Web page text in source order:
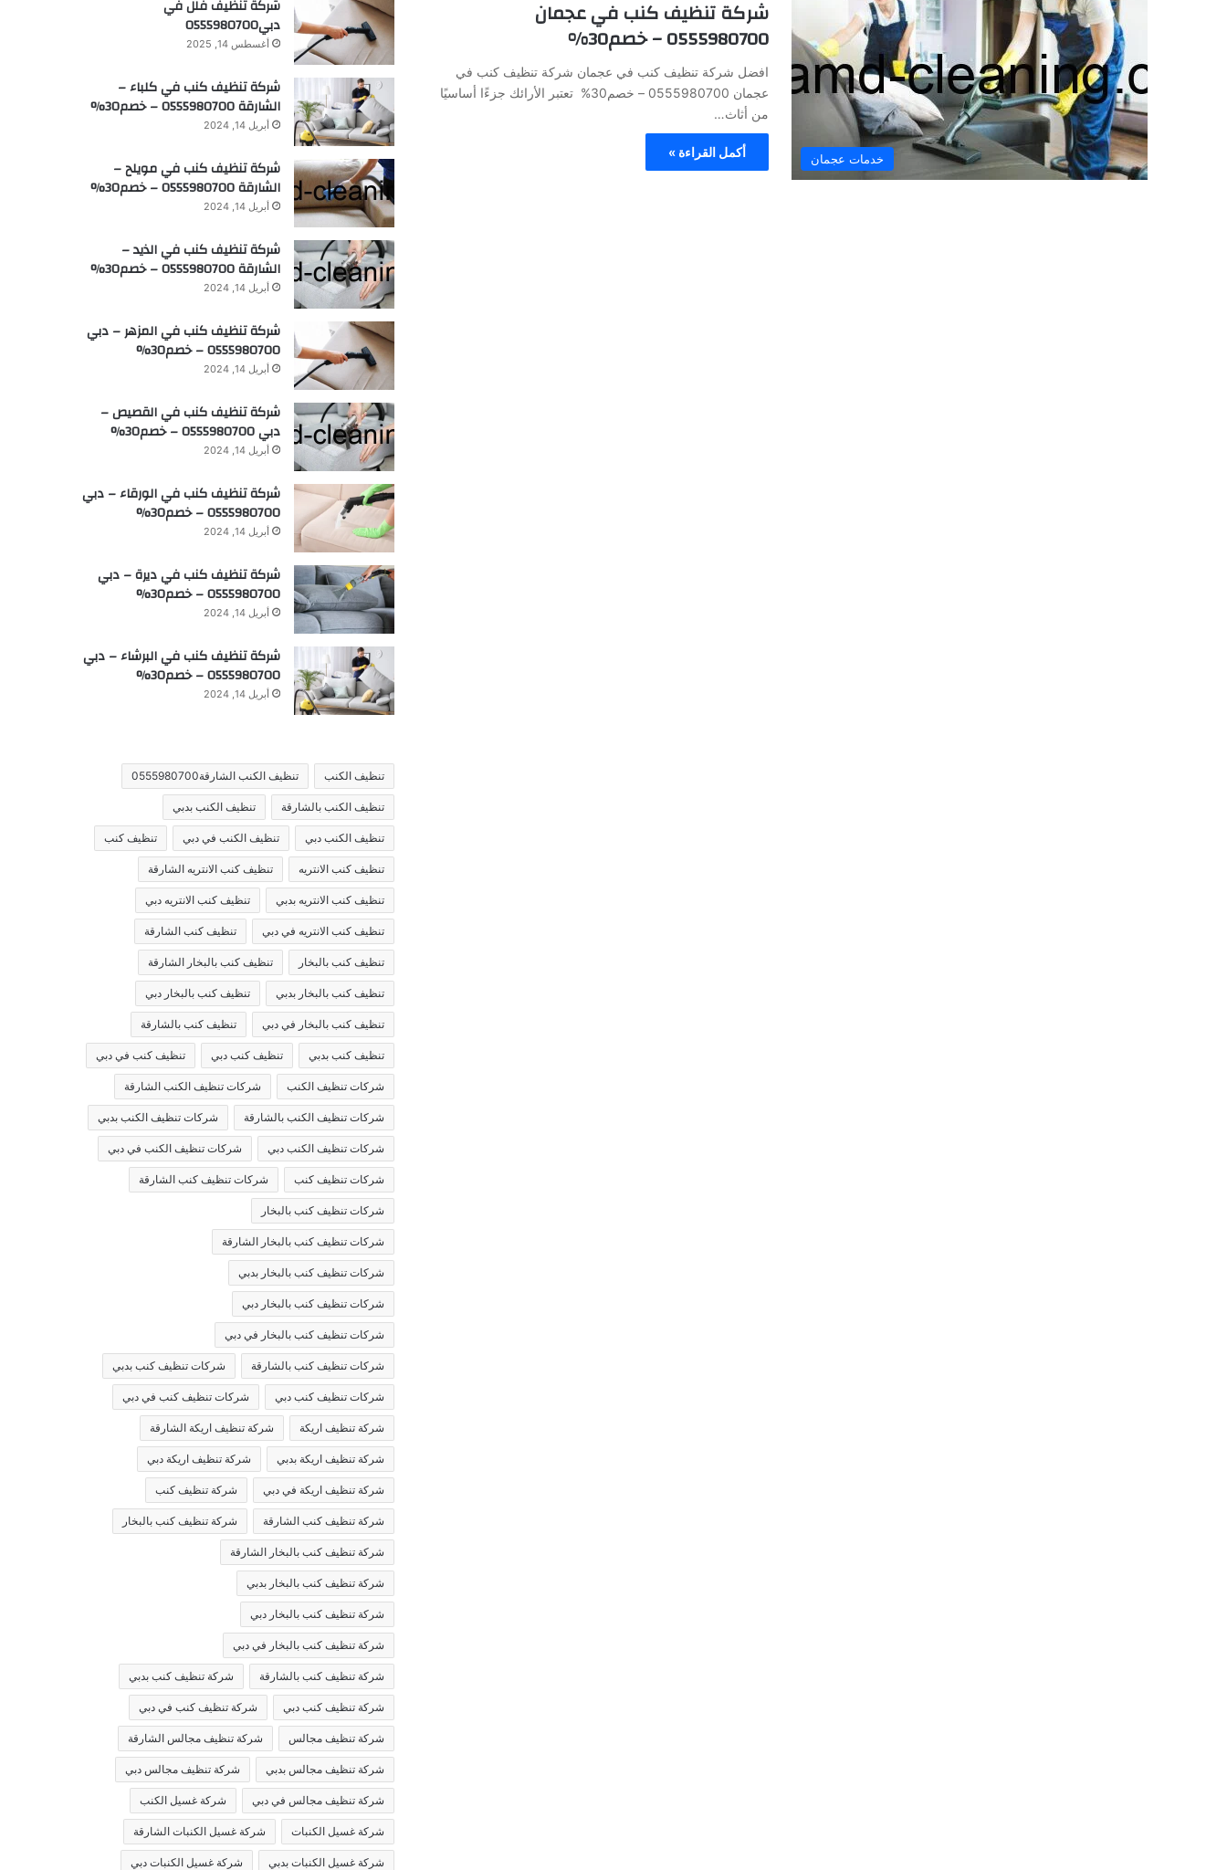
خدمات عجمان
شركة تنظيف كنب في عجمان
0555980700 – خصم30%
افضل شركة تنظيف كنب في عجمان شركة تنظيف كنب في
عجمان 0555980700 – خصم30% تعتبر الأرائك جزءًا أساسيًا
من أثاث…
أكمل القراءة »
شركة تنظيف فلل في
دبي0555980700
أغسطس 14, 2025
شركة تنظيف كنب في كلباء –
الشارقة 0555980700 – خصم30%
أبريل 14, 2024
شركة تنظيف كنب في مويلح –
الشارقة 0555980700 – خصم30%
أبريل 14, 2024
شركة تنظيف كنب في الذيد –
الشارقة 0555980700 – خصم30%
أبريل 14, 2024
شركة تنظيف كنب في المزهر – دبي
0555980700 – خصم30%
أبريل 14, 2024
شركة تنظيف كنب في القصيص –
دبي 0555980700 – خصم30%
أبريل 14, 2024
شركة تنظيف كنب في الورقاء – دبي
0555980700 – خصم30%
أبريل 14, 2024
شركة تنظيف كنب في ديرة – دبي
0555980700 – خصم30%
أبريل 14, 2024
شركة تنظيف كنب في البرشاء – دبي
0555980700 – خصم30%
أبريل 14, 2024
تنظيف الكنب تنظيف الكنب الشارقة0555980700
تنظيف الكنب بالشارقة تنظيف الكنب بدبي
تنظيف الكنب دبي تنظيف الكنب في دبي تنظيف كنب
تنظيف كنب الانتريه تنظيف كنب الانتريه الشارقة
تنظيف كنب الانتريه بدبي تنظيف كنب الانتريه دبي
تنظيف كنب الانتريه في دبي تنظيف كنب الشارقة
تنظيف كنب بالبخار تنظيف كنب بالبخار الشارقة
تنظيف كنب بالبخار بدبي تنظيف كنب بالبخار دبي
تنظيف كنب بالبخار في دبي تنظيف كنب بالشارقة
تنظيف كنب بدبي تنظيف كنب دبي تنظيف كنب في دبي
شركات تنظيف الكنب شركات تنظيف الكنب الشارقة
شركات تنظيف الكنب بالشارقة شركات تنظيف الكنب بدبي
شركات تنظيف الكنب دبي شركات تنظيف الكنب في دبي
شركات تنظيف كنب شركات تنظيف كنب الشارقة
شركات تنظيف كنب بالبخار
شركات تنظيف كنب بالبخار الشارقة
شركات تنظيف كنب بالبخار بدبي
شركات تنظيف كنب بالبخار دبي
شركات تنظيف كنب بالبخار في دبي
شركات تنظيف كنب بالشارقة شركات تنظيف كنب بدبي
شركات تنظيف كنب دبي شركات تنظيف كنب في دبي
شركة تنظيف اريكة شركة تنظيف اريكة الشارقة
شركة تنظيف اريكة بدبي شركة تنظيف اريكة دبي
شركة تنظيف اريكة في دبي شركة تنظيف كنب
شركة تنظيف كنب الشارقة شركة تنظيف كنب بالبخار
شركة تنظيف كنب بالبخار الشارقة
شركة تنظيف كنب بالبخار بدبي
شركة تنظيف كنب بالبخار دبي
شركة تنظيف كنب بالبخار في دبي
شركة تنظيف كنب بالشارقة شركة تنظيف كنب بدبي
شركة تنظيف كنب دبي شركة تنظيف كنب في دبي
شركة تنظيف مجالس شركة تنظيف مجالس الشارقة
شركة تنظيف مجالس بدبي شركة تنظيف مجالس دبي
شركة تنظيف مجالس في دبي شركة غسيل الكنب
شركة غسيل الكنبات شركة غسيل الكنبات الشارقة
شركة غسيل الكنبات بدبي شركة غسيل الكنبات دبي